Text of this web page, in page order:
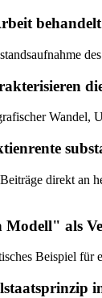
Wandel,
direkt an
als
Beispiel für